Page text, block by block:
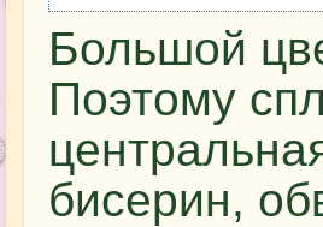
Большой
Поэтому
бисерин,